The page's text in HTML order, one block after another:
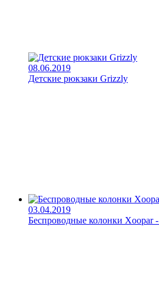
08.06.2019
Детские рюкзаки Grizzly
03.04.2019
Беспроводные колонки Xoopar